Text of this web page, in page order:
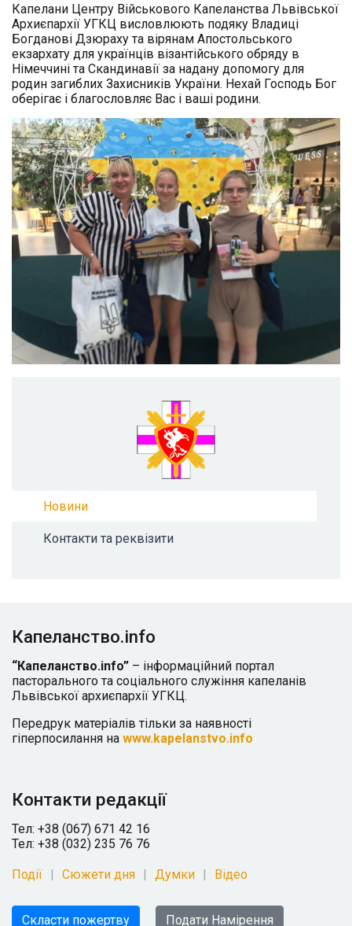
Капелани Центру Військового Капеланства Львівської
Архиєпархії УГКЦ висловлюють подяку Владиці
Богданові Дзюраху та вірянам Апостольського
екзархату для українців візантійського обряду в
Німеччині та Скандинавії за надану допомогу для
родин загиблих Захисників України. Нехай Господь Бог
оберігає і благословляє Вас і ваші родини.
Новини
Контакти та реквізити
Капеланство.info
“Капеланство.info” – інформаційний портал
пасторального та соціального служіння капеланів
Львівської архиєпархії УГКЦ.
Передрук матеріалів тільки за наявності
гіперпосилання на www.kapelanstvo.info
Контакти редакції
Тел: +38 (067) 671 42 16
Тел: +38 (032) 235 76 76
Події Сюжети дня Думки Відео
Скласти пожертву Подати Намірення